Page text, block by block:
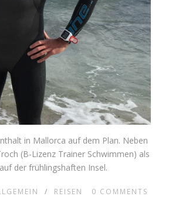
in Mallorca auf dem Plan. Neben
(B-Lizenz Trainer Schwimmen) als
der frühlingshaften Insel.
/ REISEN 0 COMMENTS